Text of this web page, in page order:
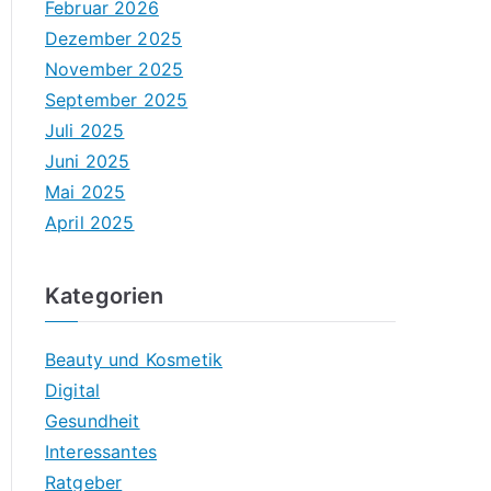
Februar 2026
Dezember 2025
November 2025
September 2025
Juli 2025
Juni 2025
Mai 2025
April 2025
Kategorien
Beauty und Kosmetik
Digital
Gesundheit
Interessantes
Ratgeber